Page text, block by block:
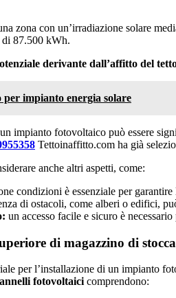
zona con un’irradiazione solare
di 87.500 kWh.
derivante dall’affitto del
impianto energia solare
impianto fotovoltaico può essere
Tettoinaffitto.com ha già
anche altri aspetti, come:
condizioni è essenziale per
di ostacoli, come alberi o edifici,
un accesso facile e sicuro è
di magazzino di
per l’installazione di un impianto
fotovoltaici comprendono: